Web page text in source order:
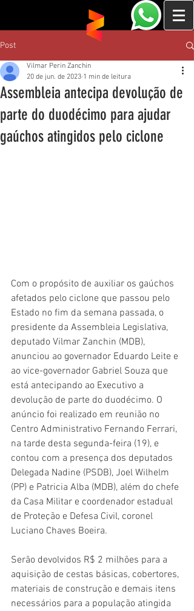
Post
Assembleia antecipa devolução de
parte do duodécimo para ajudar
gaúchos atingidos pelo ciclone
Vilmar Perin Zanchin
20 de jun. de 2023 1 min de leitura
Com o propósito de auxiliar os gaúchos
afetados pelo ciclone que passou pelo
Estado no fim da semana passada, o
presidente da Assembleia Legislativa,
deputado Vilmar Zanchin (MDB),
anunciou ao governador Eduardo Leite e
ao vice-governador Gabriel Souza que
está antecipando ao Executivo a
devolução de parte do duodécimo. O
anúncio foi realizado em reunião no
Centro Administrativo Fernando Ferrari,
na tarde desta segunda-feira (19), e
contou com a presença dos deputados
Delegada Nadine (PSDB), Joel Wilhelm
(PP) e Patricia Alba (MDB), além do chefe
da Casa Militar e coordenador estadual
de Proteção e Defesa Civil, coronel
Luciano Chaves Boeira.
Serão devolvidos R$ 2 milhões para a
aquisição de cestas básicas, cobertores,
materiais de construção e demais itens
necessários para a população atingida